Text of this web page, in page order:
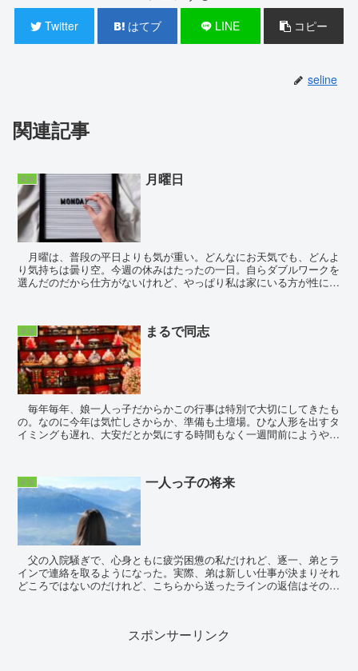
Twitter はてブ LINE コピー
seline
関連記事
家族 月曜日
月曜は、普段の平日よりも気が重い。どんなにお天気でも、どんよ
り気持ちは曇り空。今週の休みはたったの一日。自らダブルワークを
選んだのだから仕方がないけれど、やっぱり私は家にいる方が性に合
家族 まるで同志
毎年毎年、娘一人っ子だからかこの行事は特別で大切にしてきたも
の。なのに今年は気忙しさからか、準備も土壇場。ひな人形を出すタ
イミングも遅れ、大安だとか気にする時間もなく一週間前にようやく
家族 一人っ子の将来
父の入院騒ぎで、心身ともに疲労困憊の私だけれど、逐一、弟とラ
インで連絡を取るようになった。実際、弟は新しい仕事が決まりそれ
どころではないのだけれど、こちらから送ったラインの返信はその日
スポンサーリンク